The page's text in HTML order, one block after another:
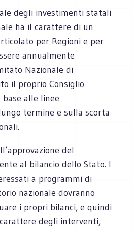
degli investimenti statali
ha il carattere di un
per Regioni e per
annualmente
Nazionale di
il proprio Consiglio
base alle linee
termine e sulla scorta
del
al bilancio dello Stato. I
a programmi di
nazionale dovranno
i propri bilanci, e quindi
degli interventi,